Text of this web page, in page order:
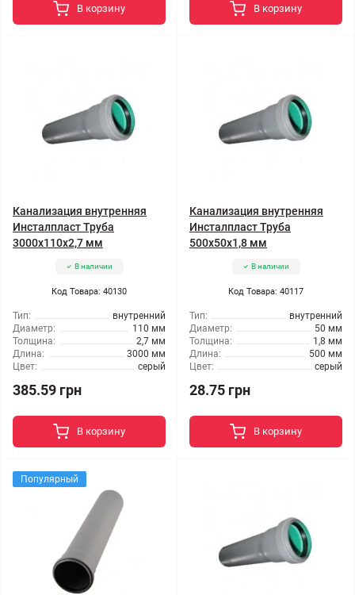
В корзину В корзину
Канализация внутренняя
Инсталпласт Труба
3000x110x2,7 мм
В наличии
Код Товара: 40130
Тип:
внутренний
Диаметр:
110 мм
Толщина:
2,7 мм
Длина:
3000 мм
Цвет:
серый
385.59 грн
В корзину
Канализация внутренняя
Инсталпласт Труба
500x50x1,8 мм
В наличии
Код Товара: 40117
Тип:
внутренний
Диаметр:
50 мм
Толщина:
1,8 мм
Длина:
500 мм
Цвет:
серый
28.75 грн
В корзину
Популярный